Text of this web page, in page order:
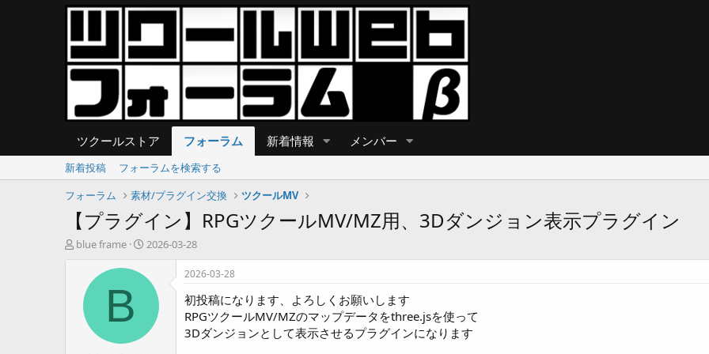
ツクールストア フォーラム 新着情報 メンバー
新着投稿
フォーラムを検索する
フォーラム
素材/プラグイン交換 ツクールMV
【プラグイン】RPGツクールMV/MZ用、3Dダンジョン表示プラグイン
T
blue frame
開
2026-03-28
B
2026-03-28
初投稿になります、よろしくお願いします
RPGツクールMV/MZのマップデータをthree.jsを使って
3Dダンジョンとして表示させるプラグインになります